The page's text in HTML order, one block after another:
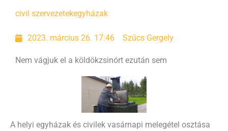
civil szervezetekegyházak
2023. március 26. 17:46 Szűcs Gergely
Nem vágjuk el a köldökzsinórt ezután sem
A helyi egyházak és civilek vasárnapi melegétel osztása